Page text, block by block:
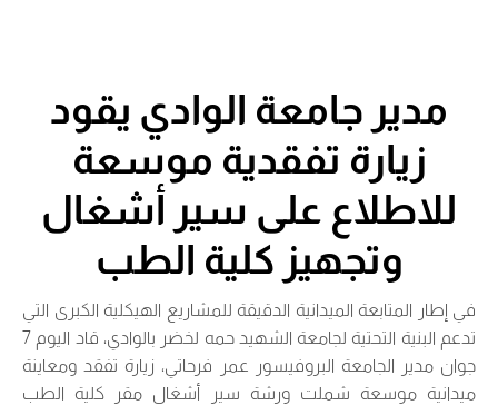
مدير جامعة الوادي يقود
زيارة تفقدية موسعة
للاطلاع على سير أشغال
وتجهيز كلية الطب
في إطار المتابعة الميدانية الدقيقة للمشاريع الهيكلية الكبرى التي
تدعم البنية التحتية لجامعة الشهيد حمه لخضر بالوادي، قاد اليوم 7
جوان مدير الجامعة البروفيسور عمر فرحاتي، زيارة تفقد ومعاينة
ميدانية موسعة شملت ورشة سير أشغال مقر كلية الطب